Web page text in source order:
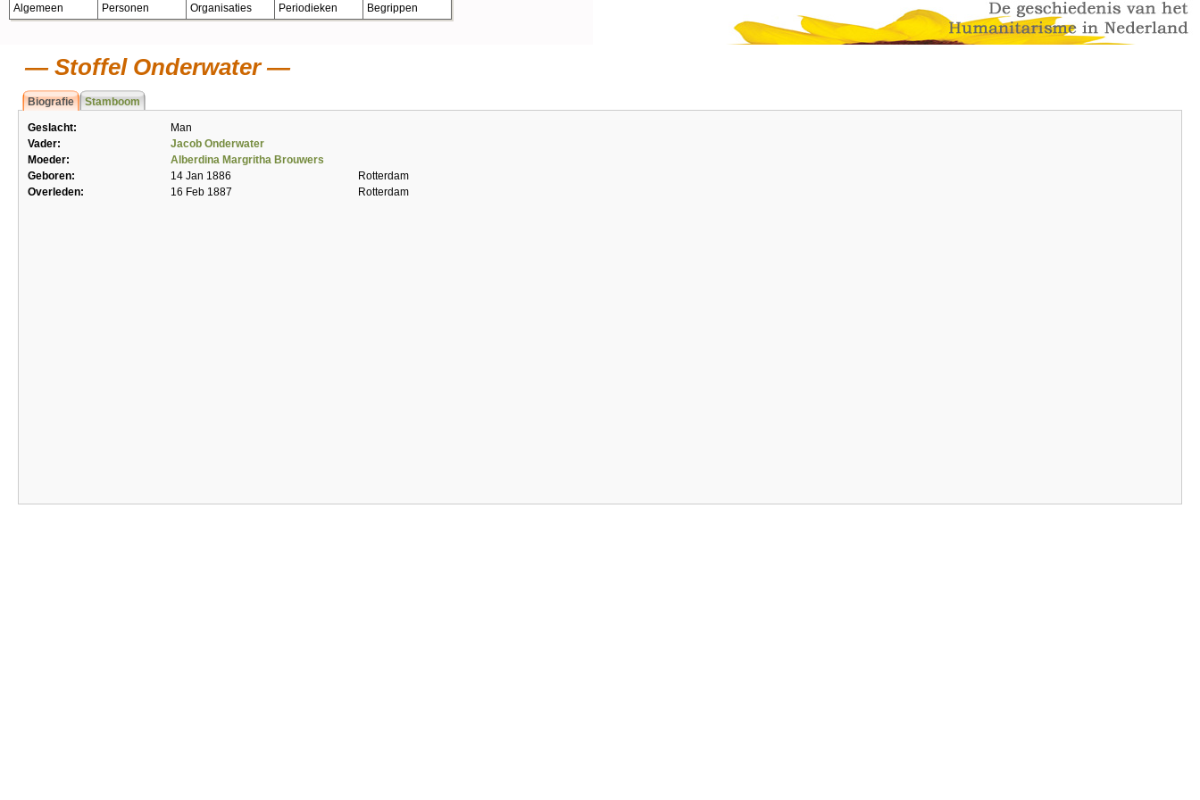
Algemeen Personen Organisaties Periodieken Begrippen
Stoffel Onderwater
Biografie Stamboom
Geslacht:
Man
Vader:
Jacob Onderwater
Moeder:
Alberdina Margritha Brouwers
Geboren:
14 Jan 1886
Rotterdam
Overleden:
16 Feb 1887 Rotterdam